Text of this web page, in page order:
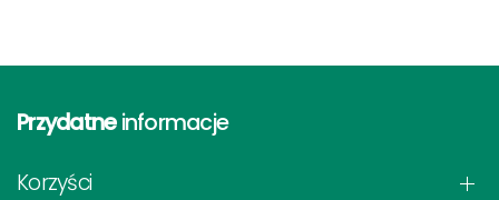
Przydatneinformacje
Korzyści